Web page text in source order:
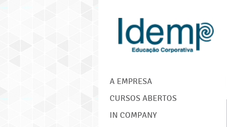
IDEMP
A EMPRESA
CURSOS ABERTOS
IN COMPANY